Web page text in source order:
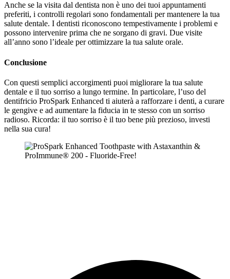
Anche se la visita dal dentista non è uno dei tuoi appuntamenti
preferiti, i controlli regolari sono fondamentali per mantenere la tua
salute dentale. I dentisti riconoscono tempestivamente i problemi e
possono intervenire prima che ne sorgano di gravi. Due visite
all’anno sono l’ideale per ottimizzare la tua salute orale.
Conclusione
Con questi semplici accorgimenti puoi migliorare la tua salute
dentale e il tuo sorriso a lungo termine. In particolare, l’uso del
dentifricio ProSpark Enhanced ti aiuterà a rafforzare i denti, a curare
le gengive e ad aumentare la fiducia in te stesso con un sorriso
radioso. Ricorda: il tuo sorriso è il tuo bene più prezioso, investi
nella sua cura!